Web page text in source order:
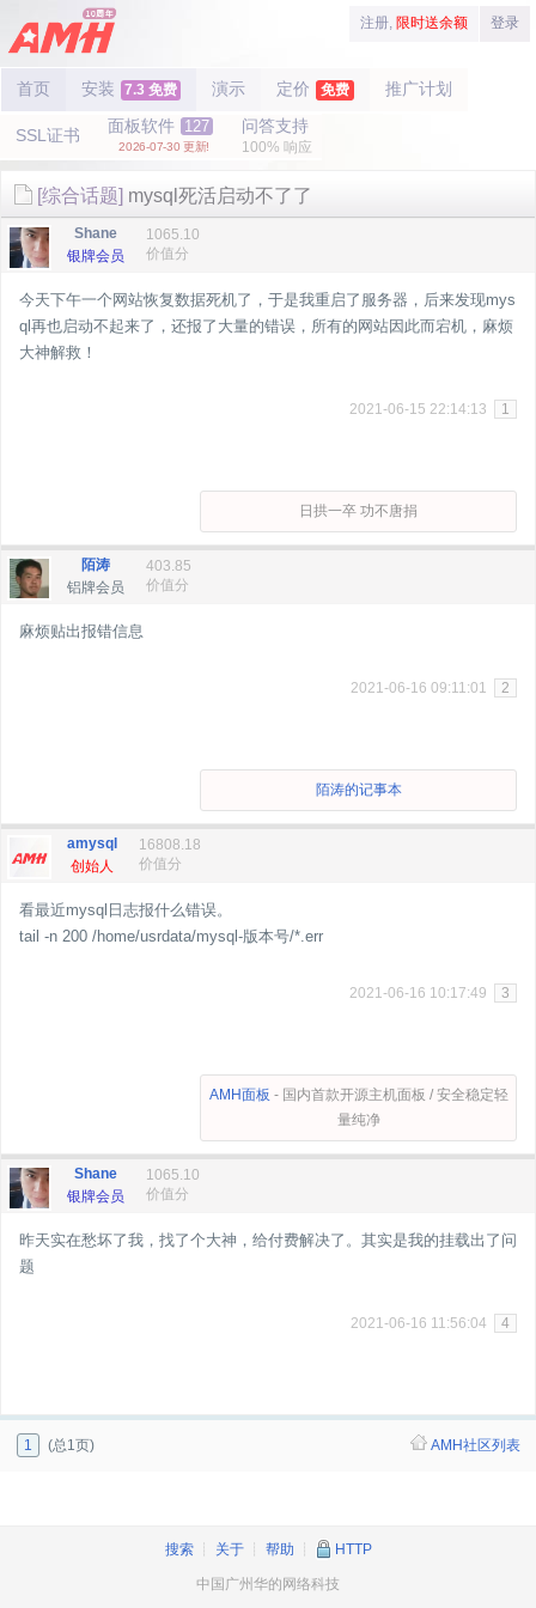
注册, 限时送余额 登录
首页 安装 7.3 免费 演示 定价 免费 推广计划
SSL证书 面板软件 127
2026-07-30 更新!
问答支持
100% 响应
[综合话题] mysql死活启动不了了
Shane
银牌会员
1065.10
价值分
今天下午一个网站恢复数据死机了，于是我重启了服务器，后来发现mys
ql再也启动不起来了，还报了大量的错误，所有的网站因此而宕机，麻烦
大神解救！
2021-06-15 22:14:13 1
日拱一卒 功不唐捐
陌涛
铝牌会员
403.85
价值分
麻烦贴出报错信息
2021-06-16 09:11:01 2
陌涛的记事本
amysql
创始人
16808.18
价值分
看最近mysql日志报什么错误。
tail -n 200 /home/usrdata/mysql-版本号/*.err
2021-06-16 10:17:49 3
AMH面板 - 国内首款开源主机面板 / 安全稳定轻
量纯净
Shane
银牌会员
1065.10
价值分
昨天实在愁坏了我，找了个大神，给付费解决了。其实是我的挂载出了问
题
2021-06-16 11:56:04 4
1 (总1页) AMH社区列表
搜索┊ 关于┊ 帮助 HTTP
中国广州华的网络科技